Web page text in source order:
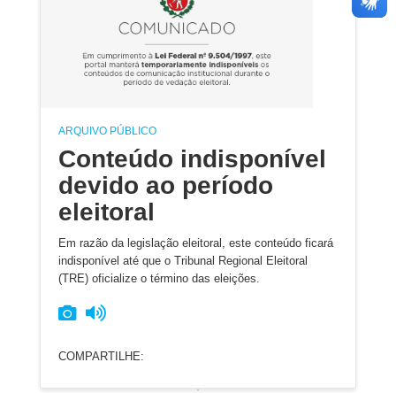
ARQUIVO PÚBLICO
Conteúdo indisponível
devido ao período
eleitoral
Em razão da legislação eleitoral, este conteúdo ficará
indisponível até que o Tribunal Regional Eleitoral
(TRE) oficialize o término das eleições.
COMPARTILHE: